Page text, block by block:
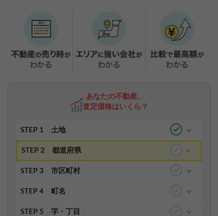
あなたの不動産、
査定価格はいくら？
STEP 1 土地
STEP 2 都道府県
STEP 3 市区町村
STEP 4 町名
STEP 5 字・丁目